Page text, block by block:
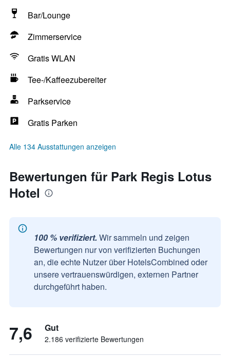
Bar/Lounge
Zimmerservice
Gratis WLAN
Tee-/Kaffeezubereiter
Parkservice
Gratis Parken
Alle 134 Ausstattungen anzeigen
Bewertungen für Park Regis Lotus
Hotel
100 % verifiziert. Wir sammeln und zeigen
Bewertungen nur von verifizierten Buchungen
an, die echte Nutzer über HotelsCombined oder
unsere vertrauenswürdigen, externen Partner
durchgeführt haben.
7,6 Gut
2.186 verifizierte Bewertungen